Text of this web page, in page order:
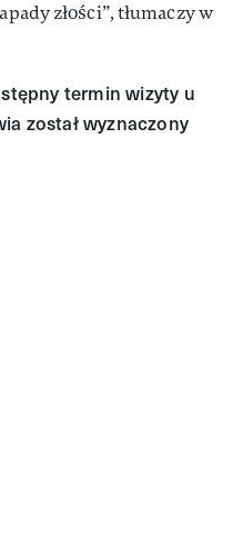
złości”, tłumaczy w
termin wizyty u
został wyznaczony